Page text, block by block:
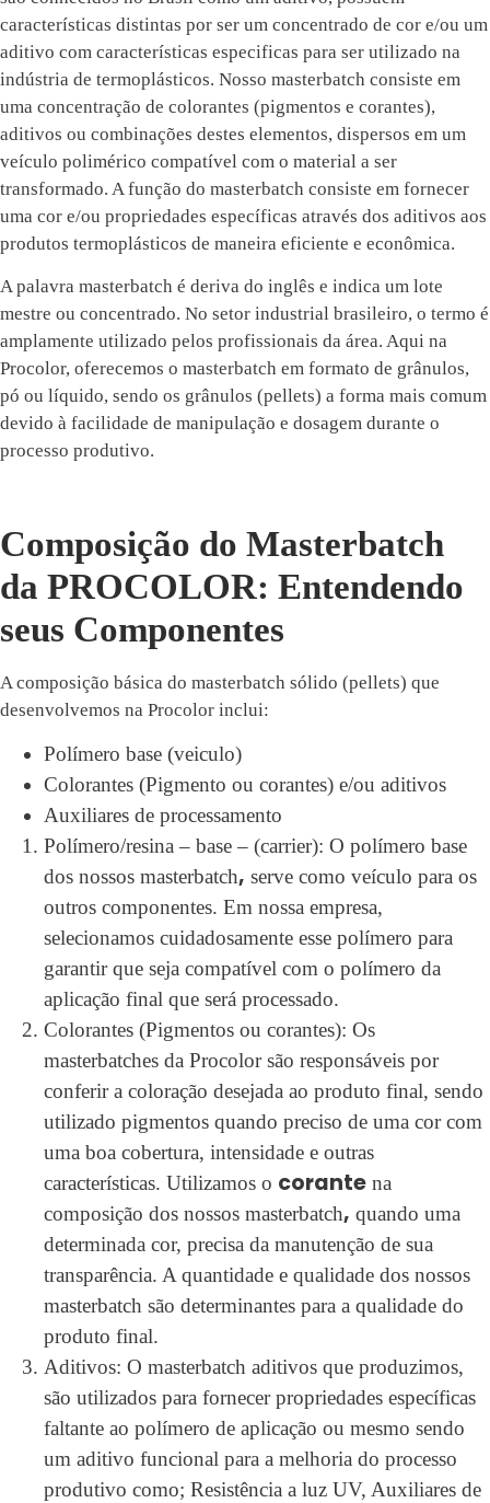
características distintas por ser um concentrado de cor e/ou um
aditivo com características especificas para ser utilizado na
indústria de termoplásticos. Nosso masterbatch consiste em
uma concentração de colorantes (pigmentos e corantes),
aditivos ou combinações destes elementos, dispersos em um
veículo polimérico compatível com o material a ser
transformado. A função do masterbatch consiste em fornecer
uma cor e/ou propriedades específicas através dos aditivos aos
produtos termoplásticos de maneira eficiente e econômica.
A palavra masterbatch é deriva do inglês e indica um lote
mestre ou concentrado. No setor industrial brasileiro, o termo é
amplamente utilizado pelos profissionais da área. Aqui na
Procolor, oferecemos o masterbatch em formato de grânulos,
pó ou líquido, sendo os grânulos (pellets) a forma mais comum
devido à facilidade de manipulação e dosagem durante o
processo produtivo.
Composição do Masterbatch
da PROCOLOR: Entendendo
seus Componentes
A composição básica do masterbatch sólido (pellets) que
desenvolvemos na Procolor inclui:
Polímero base (veiculo)
Colorantes (Pigmento ou corantes) e/ou aditivos
Auxiliares de processamento
Polímero/resina – base – (carrier): O polímero base
dos nossos masterbatch, serve como veículo para os
outros componentes. Em nossa empresa,
selecionamos cuidadosamente esse polímero para
garantir que seja compatível com o polímero da
aplicação final que será processado.
Colorantes (Pigmentos ou corantes): Os
masterbatches da Procolor são responsáveis por
conferir a coloração desejada ao produto final, sendo
utilizado pigmentos quando preciso de uma cor com
uma boa cobertura, intensidade e outras
características. Utilizamos o corante na
composição dos nossos masterbatch, quando uma
determinada cor, precisa da manutenção de sua
transparência. A quantidade e qualidade dos nossos
masterbatch são determinantes para a qualidade do
produto final.
Aditivos: O masterbatch aditivos que produzimos,
são utilizados para fornecer propriedades específicas
faltante ao polímero de aplicação ou mesmo sendo
um aditivo funcional para a melhoria do processo
produtivo como; Resistência a luz UV, Auxiliares de